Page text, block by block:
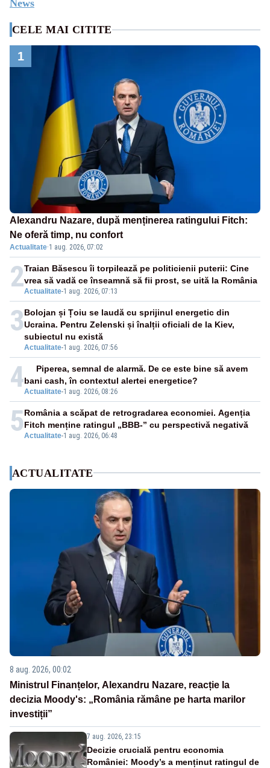
News
CELE MAI CITITE
1
Alexandru Nazare, după menținerea ratingului Fitch:
Ne oferă timp, nu confort
Actualitate·1 aug. 2026, 07:02
2Actualitate-1 aug. 2026, 07:13
Traian Băsescu îi torpilează pe politicienii puterii: Cine
vrea să vadă ce înseamnă să fii prost, se uită la România
3
Actualitate-1 aug. 2026, 07:56
Bolojan și Țoiu se laudă cu sprijinul energetic din
Ucraina. Pentru Zelenski și înalții oficiali de la Kiev,
subiectul nu există
4Actualitate-1 aug. 2026, 08:26
Piperea, semnal de alarmă. De ce este bine să avem
bani cash, în contextul alertei energetice?
5Actualitate-1 aug. 2026, 06:48
România a scăpat de retrogradarea economiei. Agenția
Fitch menține ratingul „BBB-” cu perspectivă negativă
ACTUALITATE
8 aug. 2026, 00:02
Ministrul Finanțelor, Alexandru Nazare, reacție la
decizia Moody's: „România rămâne pe harta marilor
investiții”
7 aug. 2026, 23:15
Decizie crucială pentru economia
României: Moody’s a menținut ratingul de